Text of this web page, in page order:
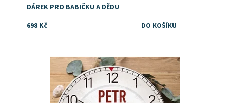
DÁREK PRO BABIČKU A DĚDU
698 Kč
Dostupnost: Skladem